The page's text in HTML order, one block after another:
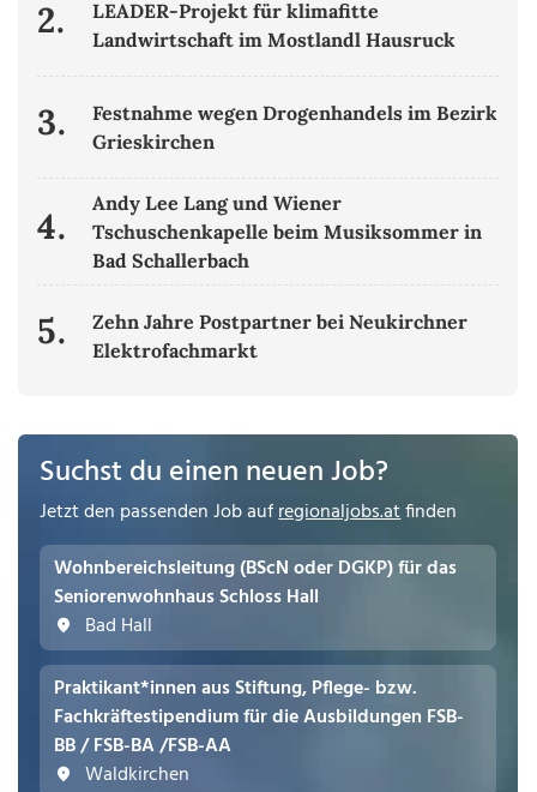
2.
LEADER-Projekt für klimafitte
Landwirtschaft im Mostlandl Hausruck
3.
Festnahme wegen Drogenhandels im Bezirk
Grieskirchen
4.
Andy Lee Lang und Wiener
Tschuschenkapelle beim Musiksommer in
Bad Schallerbach
5.
Zehn Jahre Postpartner bei Neukirchner
Elektrofachmarkt
Suchst du einen neuen Job?
Jetzt den passenden Job aufregionaljobs.atfinden
Wohnbereichsleitung (BScN oder DGKP) für das
Seniorenwohnhaus Schloss Hall
Bad Hall
Praktikant*innen aus Stiftung, Pflege- bzw.
Fachkräftestipendium für die Ausbildungen FSB-
BB / FSB-BA /FSB-AA
Waldkirchen